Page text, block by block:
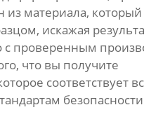
из материала, который
искажая
с проверенным
что вы получите
соответствует